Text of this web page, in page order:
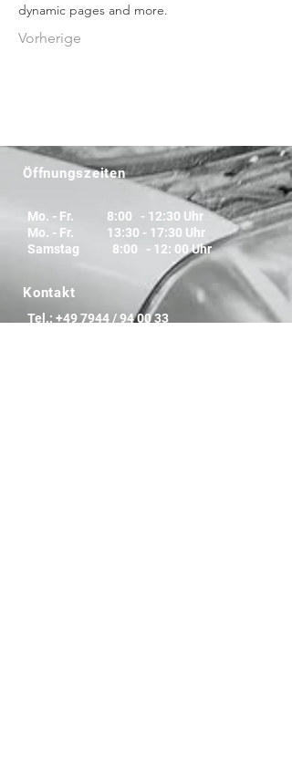
dynamic pages and more.
Vorherige
Öffnungszeiten
Mo. - Fr. 8:00 - 12:30 Uhr
Mo. - Fr. 13:30 - 17:30 Uhr
Samstag 8:00 - 12: 00 Uhr
Kontakt
Tel.: +49 7944 / 94 00 33